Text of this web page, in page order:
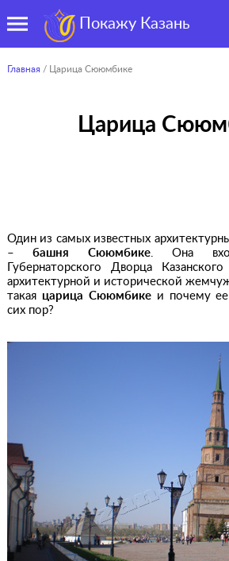
Покажу Казань
Главная / Царица Сююмбике
Царица
Один из самых известных
–башня Сююмбике. Она
Губернаторского Дворца
архитектурной и исторической
такая царица Сююмбикеи почему
сих пор?